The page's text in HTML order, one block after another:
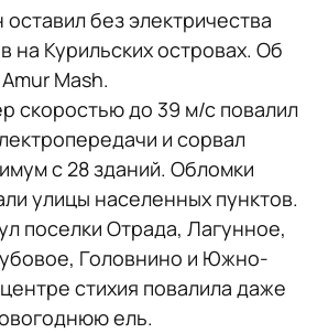
без электричества
на Курильских островах. Об
Amur Mash.
скоростью до 39 м/с повалил
и сорвал
с 28 зданий. Обломки
улицы населенных пунктов.
поселки Отрада, Лагунное,
Головнино и Южно-
стихия повалила даже
ель.